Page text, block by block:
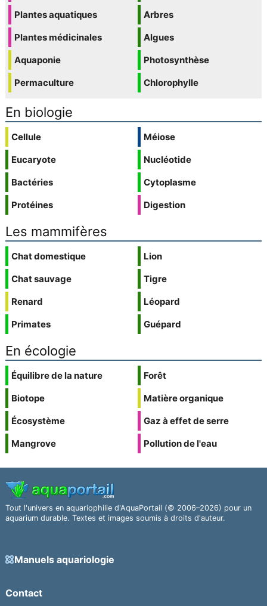
Plantes aquatiques
Plantes médicinales
Aquaponie
Permaculture
Arbres
Algues
Photosynthèse
Chlorophylle
En biologie
Cellule
Eucaryote
Bactéries
Protéines
Méiose
Nucléotide
Cytoplasme
Digestion
Les mammifères
Chat domestique
Chat sauvage
Renard
Primates
Lion
Tigre
Léopard
Guépard
En écologie
Équilibre de la nature
Biotope
Écosystème
Mangrove
Forêt
Matière organique
Gaz à effet de serre
Pollution de l'eau
Tout l'univers en aquariophilie d'AquaPortail (© 2006–2026) pour un
aquarium durable. Textes et images soumis à droits d'auteur.
Manuels aquariologie
Contact